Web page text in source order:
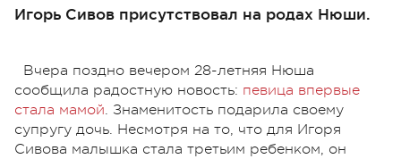
Игорь Сивов присутствовал на родах Нюши.
Вчера поздно вечером 28-летняя Нюша
сообщила радостную новость: певица впервые
стала мамой. Знаменитость подарила своему
супругу дочь. Несмотря на то, что для Игоря
Сивова малышка стала третьим ребенком, он